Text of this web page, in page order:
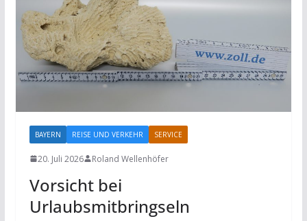
BAYERN REISE UND VERKEHR SERVICE
20. Juli 2026 Roland Wellenhöfer
Vorsicht bei
Urlaubsmitbringseln